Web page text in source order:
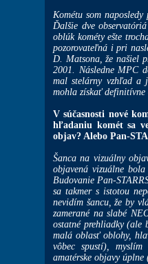
Kométu som
Ďalšie dve
oblúk kométy ešte
pozorovateľná i pri
D. Matsona, že našiel
2001. Následne MPC
mal stelárny vzhľad a
mohla získať definitívne
V súčasnosti nové
hľadaniu komét sa
objav? Alebo Pan-
Šanca na vizuálny
objavená vizuálne
Budovanie Pan-
sa takmer s istotou
nevidím šancu, že by
zamerané na slabé
ostatné prehliadky (ale
malá oblasť oblohy,
vôbec spustí),
amatérske objavy